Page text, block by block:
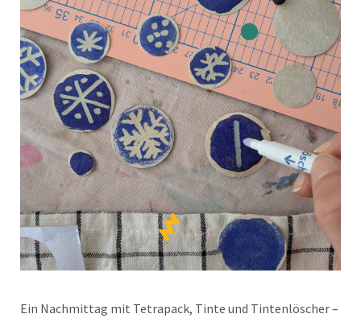
Ein Nachmittag mit Tetrapack, Tinte und Tintenlöscher –